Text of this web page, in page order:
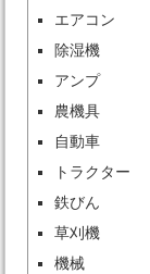
エアコン
除湿機
アンプ
農機具
自動車
トラクター
鉄びん
草刈機
機械